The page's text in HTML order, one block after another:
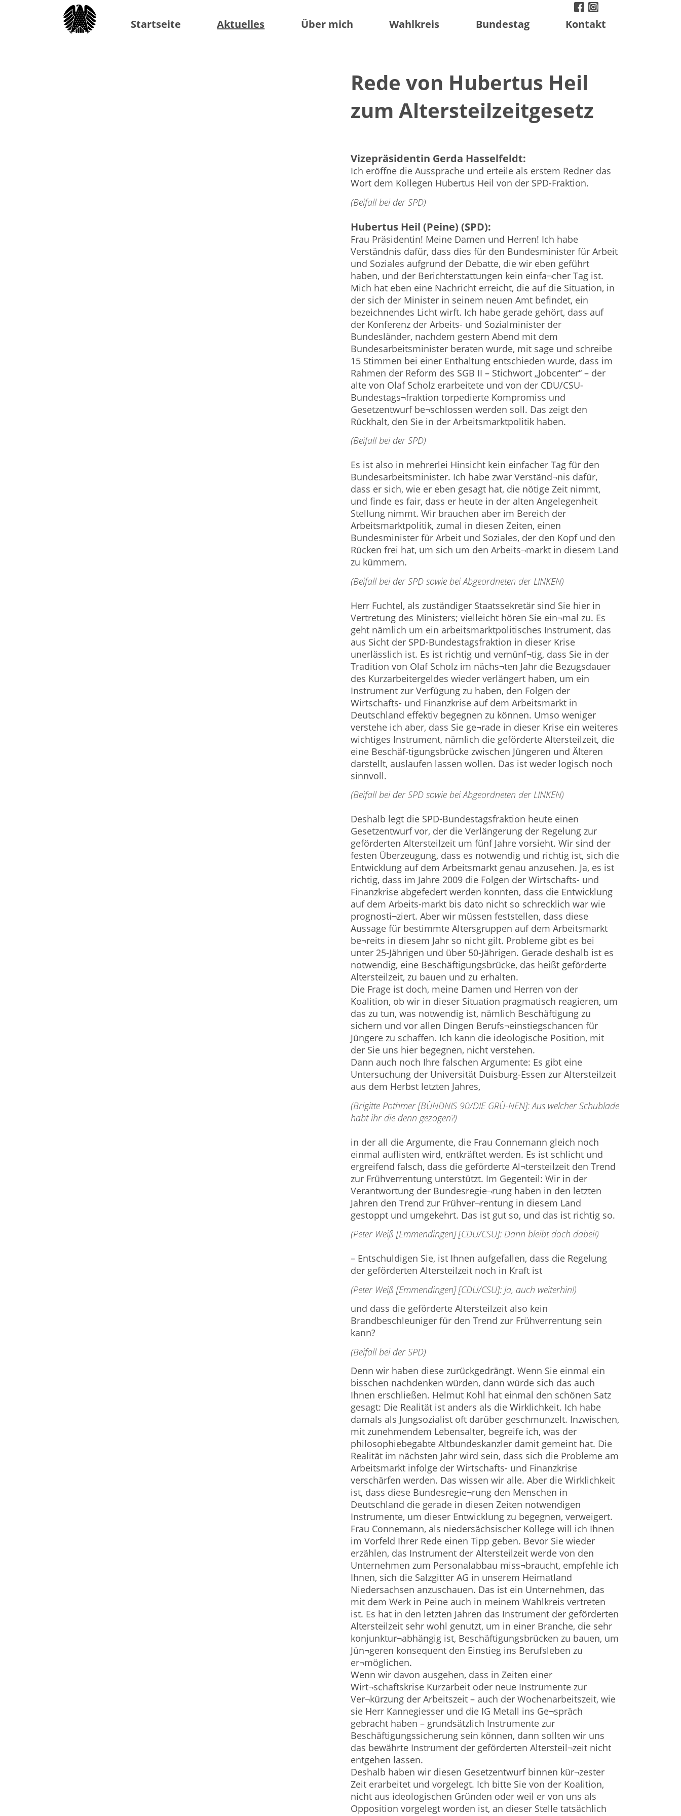
facebookinstagram
Startseite Aktuelles Über mich Wahlkreis Bundestag Kontakt
Rede von Hubertus Heil
zum Altersteilzeitgesetz
Vizepräsidentin Gerda Hasselfeldt:
Ich eröffne die Aussprache und erteile als erstem Redner das
Wort dem Kollegen Hubertus Heil von der SPD-Fraktion.
(Beifall bei der SPD)
Hubertus Heil (Peine) (SPD):
Frau Präsidentin! Meine Damen und Herren! Ich habe
Verständnis dafür, dass dies für den Bundesminister für Arbeit
und Soziales aufgrund der Debatte, die wir eben geführt
haben, und der Berichterstattungen kein einfa¬cher Tag ist.
Mich hat eben eine Nachricht erreicht, die auf die Situation, in
der sich der Minister in seinem neuen Amt befindet, ein
bezeichnendes Licht wirft. Ich habe gerade gehört, dass auf
der Konferenz der Arbeits- und Sozialminister der
Bundesländer, nachdem gestern Abend mit dem
Bundesarbeitsminister beraten wurde, mit sage und schreibe
15 Stimmen bei einer Enthaltung entschieden wurde, dass im
Rahmen der Reform des SGB II – Stichwort „Jobcenter“ – der
alte von Olaf Scholz erarbeitete und von der CDU/CSU-
Bundestags¬fraktion torpedierte Kompromiss und
Gesetzentwurf be¬schlossen werden soll. Das zeigt den
Rückhalt, den Sie in der Arbeitsmarktpolitik haben.
(Beifall bei der SPD)
Es ist also in mehrerlei Hinsicht kein einfacher Tag für den
Bundesarbeitsminister. Ich habe zwar Verständ¬nis dafür,
dass er sich, wie er eben gesagt hat, die nötige Zeit nimmt,
und finde es fair, dass er heute in der alten Angelegenheit
Stellung nimmt. Wir brauchen aber im Bereich der
Arbeitsmarktpolitik, zumal in diesen Zeiten, einen
Bundesminister für Arbeit und Soziales, der den Kopf und den
Rücken frei hat, um sich um den Arbeits¬markt in diesem Land
zu kümmern.
(Beifall bei der SPD sowie bei Abgeordneten der LINKEN)
Herr Fuchtel, als zuständiger Staatssekretär sind Sie hier in
Vertretung des Ministers; vielleicht hören Sie ein¬mal zu. Es
geht nämlich um ein arbeitsmarktpolitisches Instrument, das
aus Sicht der SPD-Bundestagsfraktion in dieser Krise
unerlässlich ist. Es ist richtig und vernünf¬tig, dass Sie in der
Tradition von Olaf Scholz im nächs¬ten Jahr die Bezugsdauer
des Kurzarbeitergeldes wieder verlängert haben, um ein
Instrument zur Verfügung zu haben, den Folgen der
Wirtschafts- und Finanzkrise auf dem Arbeitsmarkt in
Deutschland effektiv begegnen zu können. Umso weniger
verstehe ich aber, dass Sie ge¬rade in dieser Krise ein weiteres
wichtiges Instrument, nämlich die geförderte Altersteilzeit, die
eine Beschäf-tigungsbrücke zwischen Jüngeren und Älteren
darstellt, auslaufen lassen wollen. Das ist weder logisch noch
sinnvoll.
(Beifall bei der SPD sowie bei Abgeordneten der LINKEN)
Deshalb legt die SPD-Bundestagsfraktion heute einen
Gesetzentwurf vor, der die Verlängerung der Regelung zur
geförderten Altersteilzeit um fünf Jahre vorsieht. Wir sind der
festen Überzeugung, dass es notwendig und richtig ist, sich die
Entwicklung auf dem Arbeitsmarkt genau anzusehen. Ja, es ist
richtig, dass im Jahre 2009 die Folgen der Wirtschafts- und
Finanzkrise abgefedert werden konnten, dass die Entwicklung
auf dem Arbeits-markt bis dato nicht so schrecklich war wie
prognosti¬ziert. Aber wir müssen feststellen, dass diese
Aussage für bestimmte Altersgruppen auf dem Arbeitsmarkt
be¬reits in diesem Jahr so nicht gilt. Probleme gibt es bei
unter 25-Jährigen und über 50-Jährigen. Gerade deshalb ist es
notwendig, eine Beschäftigungsbrücke, das heißt geförderte
Altersteilzeit, zu bauen und zu erhalten.
Die Frage ist doch, meine Damen und Herren von der
Koalition, ob wir in dieser Situation pragmatisch reagieren, um
das zu tun, was notwendig ist, nämlich Beschäftigung zu
sichern und vor allen Dingen Berufs¬einstiegschancen für
Jüngere zu schaffen. Ich kann die ideologische Position, mit
der Sie uns hier begegnen, nicht verstehen.
Dann auch noch Ihre falschen Argumente: Es gibt eine
Untersuchung der Universität Duisburg-Essen zur Altersteilzeit
aus dem Herbst letzten Jahres,
(Brigitte Pothmer [BÜNDNIS 90/DIE GRÜ-NEN]: Aus welcher Schublade
habt ihr die denn gezogen?)
in der all die Argumente, die Frau Connemann gleich noch
einmal auflisten wird, entkräftet werden. Es ist schlicht und
ergreifend falsch, dass die geförderte Al¬tersteilzeit den Trend
zur Frühverrentung unterstützt. Im Gegenteil: Wir in der
Verantwortung der Bundesregie¬rung haben in den letzten
Jahren den Trend zur Frühver¬rentung in diesem Land
gestoppt und umgekehrt. Das ist gut so, und das ist richtig so.
(Peter Weiß [Emmendingen] [CDU/CSU]: Dann bleibt doch dabei!)
– Entschuldigen Sie, ist Ihnen aufgefallen, dass die Regelung
der geförderten Altersteilzeit noch in Kraft ist
(Peter Weiß [Emmendingen] [CDU/CSU]: Ja, auch weiterhin!)
und dass die geförderte Altersteilzeit also kein
Brandbeschleuniger für den Trend zur Frühverrentung sein
kann?
(Beifall bei der SPD)
Denn wir haben diese zurückgedrängt. Wenn Sie einmal ein
bisschen nachdenken würden, dann würde sich das auch
Ihnen erschließen. Helmut Kohl hat einmal den schönen Satz
gesagt: Die Realität ist anders als die Wirklichkeit. Ich habe
damals als Jungsozialist oft darüber geschmunzelt. Inzwischen,
mit zunehmendem Lebensalter, begreife ich, was der
philosophiebegabte Altbundeskanzler damit gemeint hat. Die
Realität im nächsten Jahr wird sein, dass sich die Probleme am
Arbeitsmarkt infolge der Wirtschafts- und Finanzkrise
verschärfen werden. Das wissen wir alle. Aber die Wirklichkeit
ist, dass diese Bundesregie¬rung den Menschen in
Deutschland die gerade in diesen Zeiten notwendigen
Instrumente, um dieser Entwicklung zu begegnen, verweigert.
Frau Connemann, als niedersächsischer Kollege will ich Ihnen
im Vorfeld Ihrer Rede einen Tipp geben. Bevor Sie wieder
erzählen, das Instrument der Altersteilzeit werde von den
Unternehmen zum Personalabbau miss¬braucht, empfehle ich
Ihnen, sich die Salzgitter AG in unserem Heimatland
Niedersachsen anzuschauen. Das ist ein Unternehmen, das
mit dem Werk in Peine auch in meinem Wahlkreis vertreten
ist. Es hat in den letzten Jahren das Instrument der geförderten
Altersteilzeit sehr wohl genutzt, um in einer Branche, die sehr
konjunktur¬abhängig ist, Beschäftigungsbrücken zu bauen, um
Jün¬geren konsequent den Einstieg ins Berufsleben zu
er¬möglichen.
Wenn wir davon ausgehen, dass in Zeiten einer
Wirt¬schaftskrise Kurzarbeit oder neue Instrumente zur
Ver¬kürzung der Arbeitszeit – auch der Wochenarbeitszeit, wie
sie Herr Kannegiesser und die IG Metall ins Ge¬spräch
gebracht haben – grundsätzlich Instrumente zur
Beschäftigungssicherung sein können, dann sollten wir uns
das bewährte Instrument der geförderten Altersteil¬zeit nicht
entgehen lassen.
Deshalb haben wir diesen Gesetzentwurf binnen kür¬zester
Zeit erarbeitet und vorgelegt. Ich bitte Sie von der Koalition,
nicht aus ideologischen Gründen oder weil er von uns als
Opposition vorgelegt worden ist, an dieser Stelle tatsächlich